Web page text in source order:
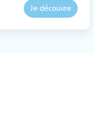
Je découvre